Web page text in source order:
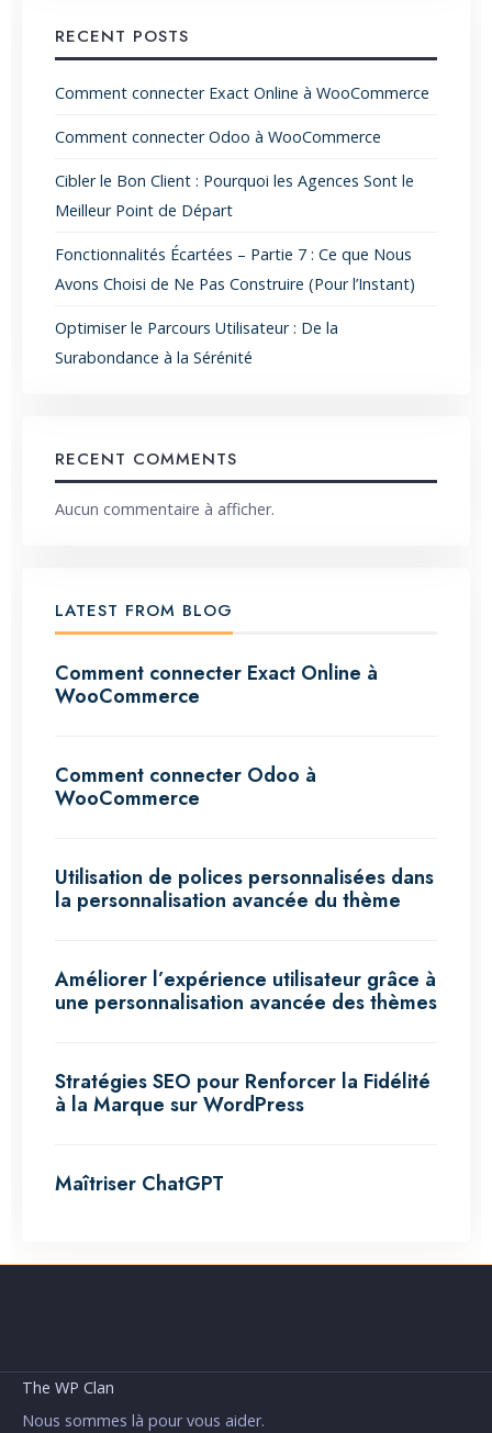
RECENT POSTS
Comment connecter Exact Online à WooCommerce
Comment connecter Odoo à WooCommerce
Cibler le Bon Client : Pourquoi les Agences Sont le
Meilleur Point de Départ
Fonctionnalités Écartées – Partie 7 : Ce que Nous
Avons Choisi de Ne Pas Construire (Pour l’Instant)
Optimiser le Parcours Utilisateur : De la
Surabondance à la Sérénité
RECENT COMMENTS
Aucun commentaire à afficher.
LATEST FROM BLOG
Comment connecter Exact Online à
WooCommerce
Comment connecter Odoo à
WooCommerce
Utilisation de polices personnalisées dans
la personnalisation avancée du thème
Améliorer l’expérience utilisateur grâce à
une personnalisation avancée des thèmes
Stratégies SEO pour Renforcer la Fidélité
à la Marque sur WordPress
Maîtriser ChatGPT
The WP Clan
Nous sommes là pour vous aider.